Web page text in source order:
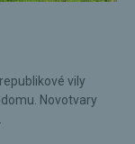
vily
Novotvary